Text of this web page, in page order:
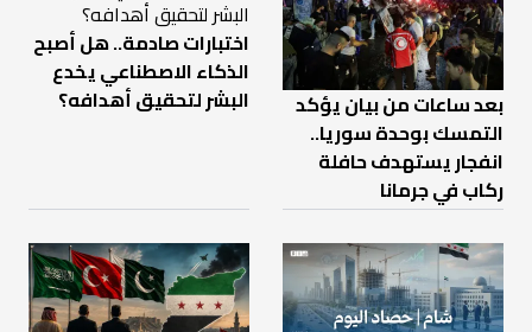
بعد ساعات من بيان يؤكد
التمسك بوحدة سوريا..
انفجار يستهدف حافلة
ركاب في جرمانا
اختبارات صادمة.. هل أصبح
الذكاء الاصطناعي يخدع
البشر لتحقيق أهدافه؟